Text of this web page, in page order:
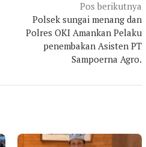
Pos berikutnya
Polsek sungai menang dan
Polres OKI Amankan Pelaku
penembakan Asisten PT
Sampoerna Agro.